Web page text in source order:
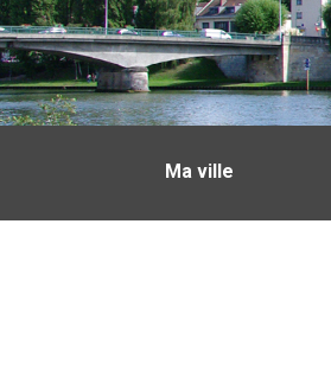
Ma ville